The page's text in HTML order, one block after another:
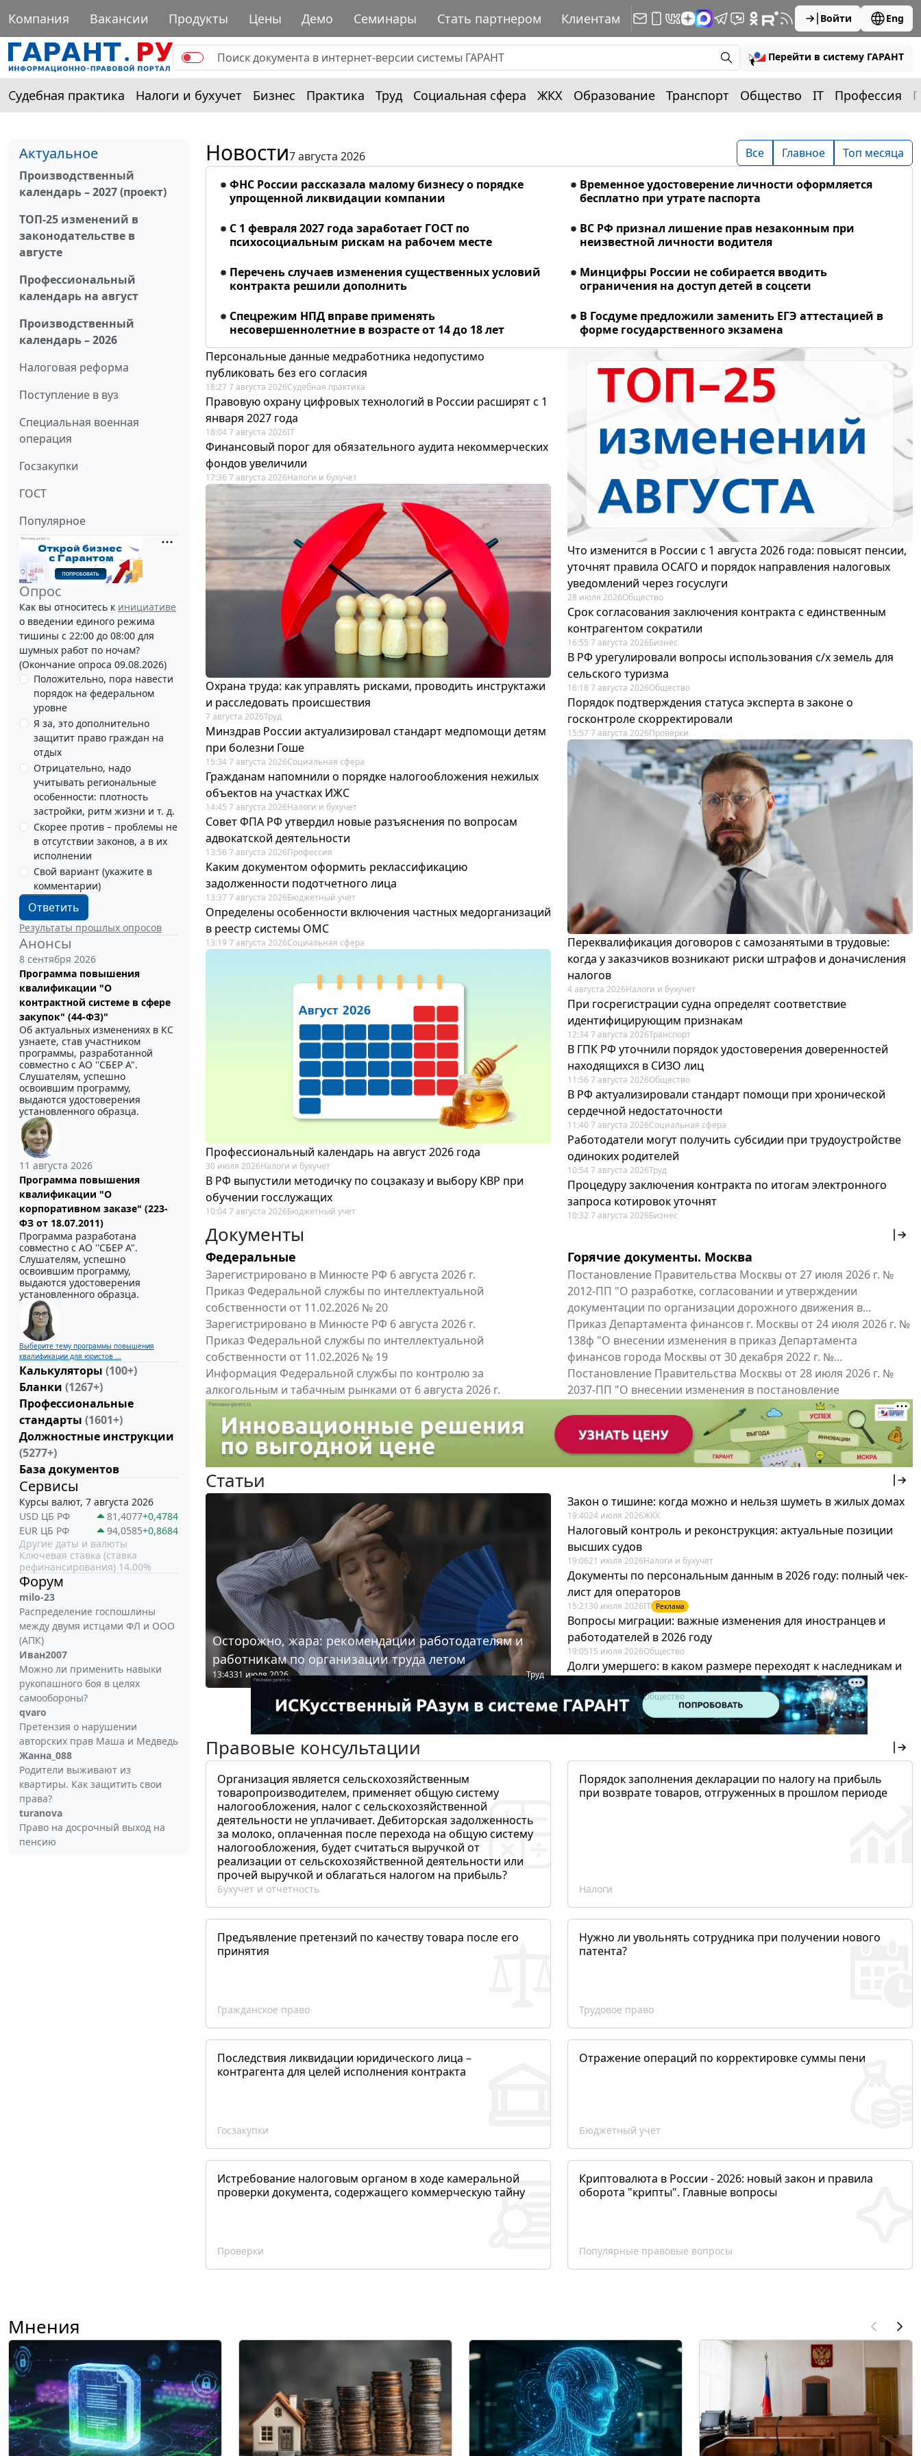
Компания Вакансии Продукты Цены Демо Семинары Стать партнером Клиентам Войти Eng
Перейти в систему ГАРАНТ
Судебная практика Налоги и бухучет Бизнес Практика Труд Социальная сфера ЖКХ Образование Транспорт Общество IT Профессия
Актуальное
Производственный
календарь – 2027 (проект)
ТОП-25 изменений в
законодательстве в
августе
Профессиональный
календарь на август
Производственный
календарь – 2026
Налоговая реформа
Поступление в вуз
Специальная военная
операция
Госзакупки
ГОСТ
Популярное
Опрос
Как вы относитесь к инициативе
о введении единого режима
тишины с 22:00 до 08:00 для
шумных работ по ночам?
(Окончание опроса 09.08.2026)
Положительно, пора навести
порядок на федеральном
уровне
Я за, это дополнительно
защитит право граждан на
отдых
Отрицательно, надо
учитывать региональные
особенности: плотность
застройки, ритм жизни и т. д.
Скорее против – проблемы не
в отсутствии законов, а в их
исполнении
Свой вариант (укажите в
комментарии)
Ответить
Результаты прошлых опросов
Анонсы
8 сентября 2026
Программа повышения
квалификации "О
контрактной системе в сфере
закупок" (44-ФЗ)"
Об актуальных изменениях в КС
узнаете, став участником
программы, разработанной
совместно с АО ''СБЕР А".
Слушателям, успешно
освоившим программу,
выдаются удостоверения
установленного образца.
11 августа 2026
Программа повышения
квалификации "О
корпоративном заказе" (223-
ФЗ от 18.07.2011)
Программа разработана
совместно с АО ''СБЕР А".
Слушателям, успешно
освоившим программу,
выдаются удостоверения
установленного образца.
Выберите тему программы повышения
квалификации для юристов ...
Калькуляторы (100+)
Бланки (1267+)
Профессиональные
стандарты (1601+)
Должностные инструкции
(5277+)
База документов
Сервисы
Курсы валют, 7 августа 2026
USD ЦБ РФ
81,4077+0,4784
EUR ЦБ РФ
94,0585+0,8684
Другие даты и валюты
Ключевая ставка (ставка
рефинансирования) 14.00%
Форум
milo-23
Распределение госпошлины
между двумя истцами ФЛ и ООО
(АПК)
Иван2007
Можно ли применить навыки
рукопашного боя в целях
самообороны?
qvaro
Претензия о нарушении
авторских прав Маша и Медведь
Жанна_088
Родители выживают из
квартиры. Как защитить свои
права?
turanova
Право на досрочный выход на
пенсию
Новости7 августа 2026 Все Главное Топ месяца
ФНС России рассказала малому бизнесу о порядке
упрощенной ликвидации компании
Временное удостоверение личности оформляется
бесплатно при утрате паспорта
С 1 февраля 2027 года заработает ГОСТ по
психосоциальным рискам на рабочем месте
ВС РФ признал лишение прав незаконным при
неизвестной личности водителя
Перечень случаев изменения существенных условий
контракта решили дополнить
Минцифры России не собирается вводить
ограничения на доступ детей в соцсети
Спецрежим НПД вправе применять
несовершеннолетние в возрасте от 14 до 18 лет
В Госдуме предложили заменить ЕГЭ аттестацией в
форме государственного экзамена
Персональные данные медработника недопустимо
публиковать без его согласия
18:27 7 августа 2026Судебная практика
Правовую охрану цифровых технологий в России расширят с 1
января 2027 года
18:04 7 августа 2026IT
Финансовый порог для обязательного аудита некоммерческих
фондов увеличили
17:36 7 августа 2026Налоги и бухучет
Охрана труда: как управлять рисками, проводить инструктажи
и расследовать происшествия
7 августа 2026Труд
Минздрав России актуализировал стандарт медпомощи детям
при болезни Гоше
15:34 7 августа 2026Социальная сфера
Гражданам напомнили о порядке налогообложения нежилых
объектов на участках ИЖС
14:45 7 августа 2026Налоги и бухучет
Совет ФПА РФ утвердил новые разъяснения по вопросам
адвокатской деятельности
13:56 7 августа 2026Профессия
Каким документом оформить реклассификацию
задолженности подотчетного лица
13:37 7 августа 2026Бюджетный учет
Определены особенности включения частных медорганизаций
в реестр системы ОМС
13:19 7 августа 2026Социальная сфера
Профессиональный календарь на август 2026 года
30 июля 2026Налоги и бухучет
В РФ выпустили методичку по соцзаказу и выбору КВР при
обучении госслужащих
10:04 7 августа 2026Бюджетный учет
Что изменится в России с 1 августа 2026 года: повысят пенсии,
уточнят правила ОСАГО и порядок направления налоговых
уведомлений через госуслуги
28 июля 2026Общество
Срок согласования заключения контракта с единственным
контрагентом сократили
16:55 7 августа 2026Бизнес
В РФ урегулировали вопросы использования с/х земель для
сельского туризма
16:18 7 августа 2026Общество
Порядок подтверждения статуса эксперта в законе о
госконтроле скорректировали
15:57 7 августа 2026Проверки
Переквалификация договоров с самозанятыми в трудовые:
когда у заказчиков возникают риски штрафов и доначисления
налогов
4 августа 2026Налоги и бухучет
При госрегистрации судна определят соответствие
идентифицирующим признакам
12:34 7 августа 2026Транспорт
В ГПК РФ уточнили порядок удостоверения доверенностей
находящихся в СИЗО лиц
11:56 7 августа 2026Общество
В РФ актуализировали стандарт помощи при хронической
сердечной недостаточности
11:40 7 августа 2026Социальная сфера
Работодатели могут получить субсидии при трудоустройстве
одиноких родителей
10:54 7 августа 2026Труд
Процедуру заключения контракта по итогам электронного
запроса котировок уточнят
10:32 7 августа 2026Бизнес
Документы
Федеральные
Зарегистрировано в Минюсте РФ 6 августа 2026 г.
Приказ Федеральной службы по интеллектуальной
собственности от 11.02.2026 № 20
Зарегистрировано в Минюсте РФ 6 августа 2026 г.
Приказ Федеральной службы по интеллектуальной
собственности от 11.02.2026 № 19
Информация Федеральной службы по контролю за
алкогольным и табачным рынками от 6 августа 2026 г.
"Вниманию производителей и импортёров алкогольной...
Все федеральные документы
Горячие документы. Москва
Постановление Правительства Москвы от 27 июля 2026 г. №
2012-ПП "О разработке, согласовании и утверждении
документации по организации дорожного движения в...
Приказ Департамента финансов г. Москвы от 24 июля 2026 г. №
138ф "О внесении изменения в приказ Департамента
финансов города Москвы от 30 декабря 2022 г. №...
Постановление Правительства Москвы от 28 июля 2026 г. №
2037-ПП "О внесении изменения в постановление
Правительства Москвы от 26 июля 2011 г. № 334-ПП"
Все региональные документы Мой регион ...
Статьи
Осторожно, жара: рекомендации работодателям и
работникам по организации труда летом
13:4331 июля 2026 Труд
Закон о тишине: когда можно и нельзя шуметь в жилых домах
19:4024 июля 2026ЖКХ
Налоговый контроль и реконструкция: актуальные позиции
высших судов
19:0621 июля 2026Налоги и бухучет
Документы по персональным данным в 2026 году: полный чек-
лист для операторов
15:21 30 июля 2026IT Реклама
Вопросы миграции: важные изменения для иностранцев и
работодателей в 2026 году
19:0515 июля 2026Общество
Долги умершего: в каком размере переходят к наследникам и
когда их можно не платить
19:4317 июля 2026Общество
Правовые консультации
Организация является сельскохозяйственным
товаропроизводителем, применяет общую систему
налогообложения, налог с сельскохозяйственной
деятельности не уплачивает. Дебиторская задолженность
за молоко, оплаченная после перехода на общую систему
налогообложения, будет считаться выручкой от
реализации от сельскохозяйственной деятельности или
прочей выручкой и облагаться налогом на прибыль?
Бухучет и отчетность
Порядок заполнения декларации по налогу на прибыль
при возврате товаров, отгруженных в прошлом периоде
Налоги
Предъявление претензий по качеству товара после его
принятия
Гражданское право
Нужно ли увольнять сотрудника при получении нового
патента?
Трудовое право
Последствия ликвидации юридического лица –
контрагента для целей исполнения контракта
Госзакупки
Отражение операций по корректировке суммы пени
Бюджетный учет
Истребование налоговым органом в ходе камеральной
проверки документа, содержащего коммерческую тайну
Проверки
Криптовалюта в России - 2026: новый закон и правила
оборота "крипты". Главные вопросы
Популярные правовые вопросы
Мнения